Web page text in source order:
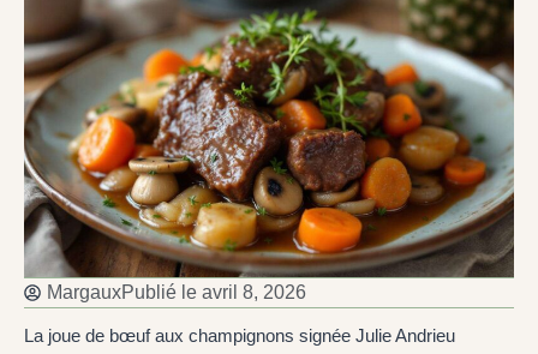
MargauxPublié le avril 8, 2026
La joue de bœuf aux champignons signée Julie Andrieu